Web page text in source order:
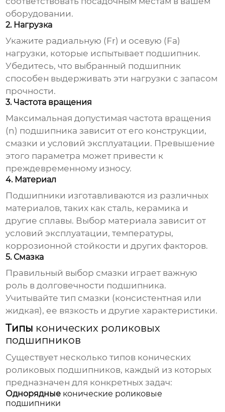
оборудовании.
2. Нагрузка
Укажите радиальную (Fr) и осевую (Fa)
нагрузки, которые испытывает подшипник.
Убедитесь, что выбранный подшипник
способен выдерживать эти нагрузки с запасом
прочности.
3. Частота вращения
Максимальная допустимая частота вращения
(n) подшипника зависит от его конструкции,
смазки и условий эксплуатации. Превышение
этого параметра может привести к
преждевременному износу.
4. Материал
Подшипники изготавливаются из различных
материалов, таких как сталь, керамика и
другие сплавы. Выбор материала зависит от
условий эксплуатации, температуры,
коррозионной стойкости и других факторов.
5. Смазка
Правильный выбор смазки играет важную
роль в долговечности подшипника.
Учитывайте тип смазки (консистентная или
жидкая), ее вязкость и другие характеристики.
Типы конических роликовых
подшипников
Существует несколько типов конических
роликовых подшипников, каждый из которых
предназначен для конкретных задач:
Однорядные конические роликовые
подшипники